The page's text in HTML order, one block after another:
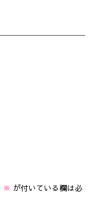
※ が付いている欄は必